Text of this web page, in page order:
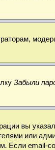
Забыли
вы
или
Если email-